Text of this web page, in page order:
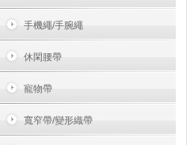
手機繩/手腕繩
休閑腰帶
寵物帶
寬窄帶/變形織帶